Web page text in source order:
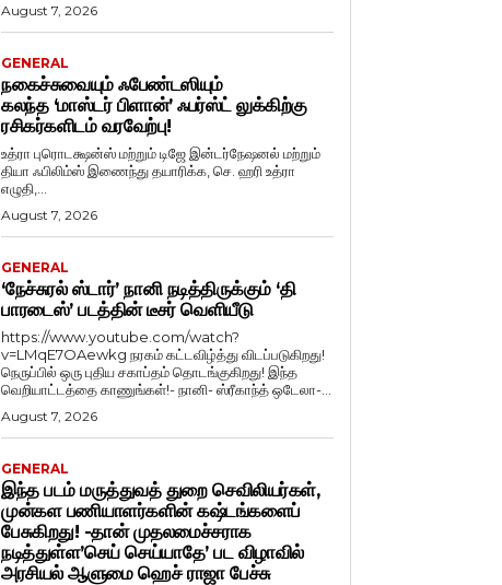
August 7, 2026
GENERAL
நகைச்சுவையும் ஃபேண்டஸியும்
கலந்த ‘மாஸ்டர் பிளான்’ ஃபர்ஸ்ட் லுக்கிற்கு
ரசிகர்களிடம் வரவேற்பு!
உத்ரா புரொடக்ஷன்ஸ் மற்றும் டிஜே இன்டர்நேஷனல் மற்றும்
தியா ஃபிலிம்ஸ் இணைந்து தயாரிக்க, செ. ஹரி உத்ரா
எழுதி,...
August 7, 2026
GENERAL
‘நேச்சுரல் ஸ்டார்’ நானி நடித்திருக்கும் ‘தி
பாரடைஸ்’ படத்தின் டீசர் வெளியீடு
https://www.youtube.com/watch?
v=LMqE7OAewkg நரகம் கட்டவிழ்த்து விடப்படுகிறது!
நெருப்பில் ஒரு புதிய சகாப்தம் தொடங்குகிறது! இந்த
வெறியாட்டத்தை காணுங்கள்!- நானி- ஸ்ரீகாந்த் ஒடேலா-...
August 7, 2026
GENERAL
இந்த படம் மருத்துவத் துறை செவிலியர்கள்,
முன்கள பணியாளர்களின் கஷ்டங்களைப்
பேசுகிறது! -தான் முதலமைச்சராக
நடித்துள்ள’செய் செய்யாதே’ பட விழாவில்
அரசியல் ஆளுமை ஹெச் ராஜா பேச்சு